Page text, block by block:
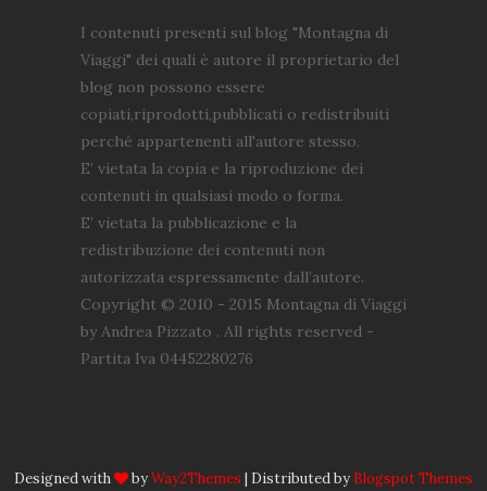
I contenuti presenti sul blog "Montagna di
Viaggi" dei quali è autore il proprietario del
blog non possono essere
copiati,riprodotti,pubblicati o redistribuiti
perché appartenenti all'autore stesso.
E’ vietata la copia e la riproduzione dei
contenuti in qualsiasi modo o forma.
E’ vietata la pubblicazione e la
redistribuzione dei contenuti non
autorizzata espressamente dall’autore.
Copyright © 2010 - 2015 Montagna di Viaggi
by Andrea Pizzato . All rights reserved -
Partita Iva 04452280276
Designed with byWay2Themes | Distributed by Blogspot Themes